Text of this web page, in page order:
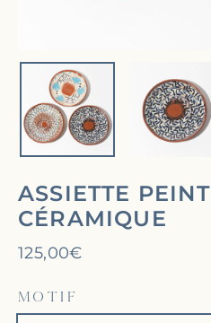
ASSIETTE
CÉRAMIQUE
Prix
125,00€
MOTIF